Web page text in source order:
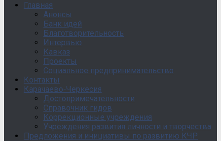
Главная
Анонсы
Банк идей
Благотворительность
Интервью
Кавказ
Проекты
Социальное предпринимательство
Контакты
Карачаево-Черкесия
Достопримечательности
Справочник гидов
Коррекционные учреждения
Учреждения развития личности и творчества
Предложения и инициативы по развитию КЧР